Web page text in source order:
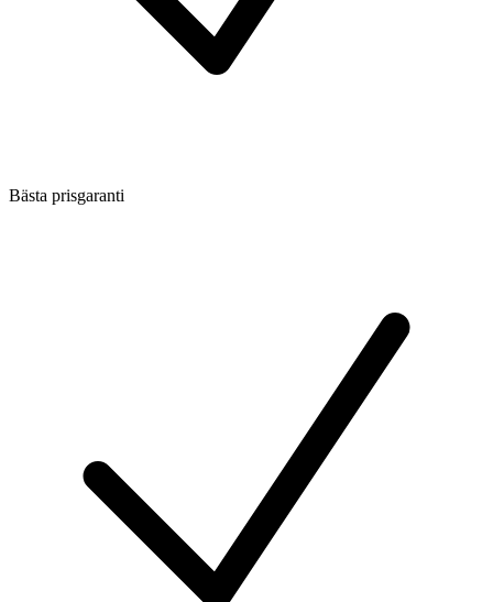
Bästa prisgaranti